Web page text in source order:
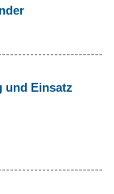
und Einsatz